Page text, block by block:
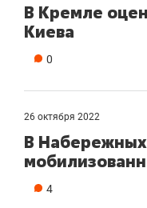
В Кремле
Киева
0
26 октября 2022
В
4